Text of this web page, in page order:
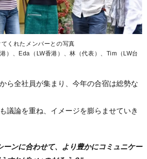
くれたメンバーとの写真
）、Eda（LW香港）、林（代表）、Tim（LW台
ら全社員が集まり、今年の合宿は総勢な
議論を重ね、イメージを膨らませていき
ーンに合わせて、より豊かにコミュニケー